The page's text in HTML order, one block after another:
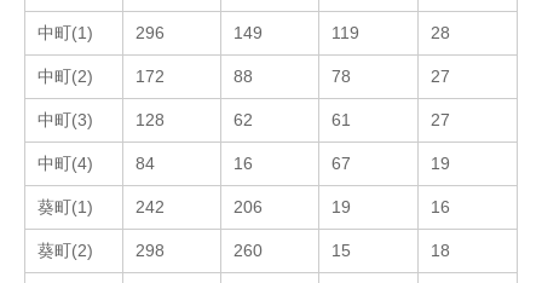
中町(1) 296 149 119 28
中町(2) 172 88 78 27
中町(3) 128 62 61 27
中町(4) 84 16 67 19
葵町(1) 242 206 19 16
葵町(2) 298 260 15 18